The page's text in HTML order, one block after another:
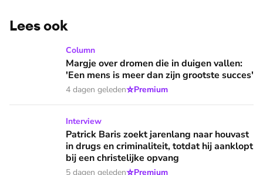
Lees ook
Margje over dromen die in duigen vallen: 'Een mens is
Column
Margje over dromen die in duigen vallen:
'Een mens is meer dan zijn grootste succes'
4 dagen geleden⭐Premium
Patrick Baris zoekt jarenlang naar houvast in drugs en
Interview
Patrick Baris zoekt jarenlang naar houvast
in drugs en criminaliteit, totdat hij aanklopt
bij een christelijke opvang
5 dagen geleden Premium